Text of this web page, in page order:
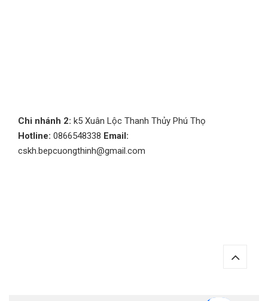
Chi nhánh 2: k5 Xuân Lộc Thanh Thủy Phú Thọ
Hotline: 0866548338 Email:
cskh.bepcuongthinh@gmail.com